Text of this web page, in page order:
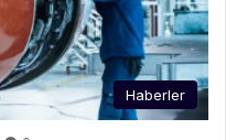
Haberler